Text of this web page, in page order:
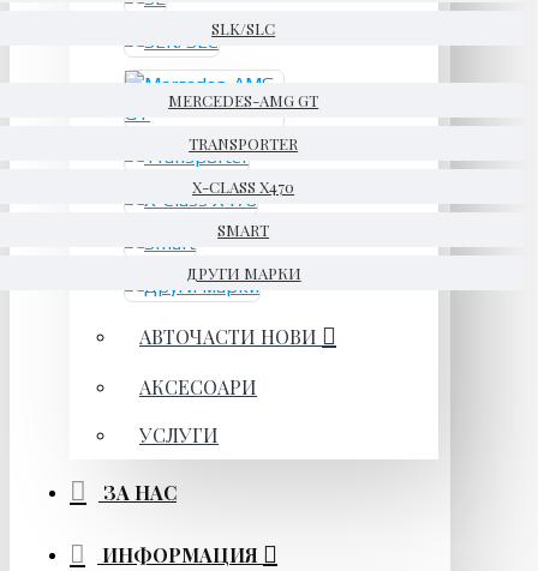
SLK/SLC
MERCEDES-AMG GT
TRANSPORTER
X-CLASS X470
SMART
ДРУГИ МАРКИ
АВТОЧАСТИ НОВИ
АКСЕСОАРИ
УСЛУГИ
ЗА НАС
ИНФОРМАЦИЯ